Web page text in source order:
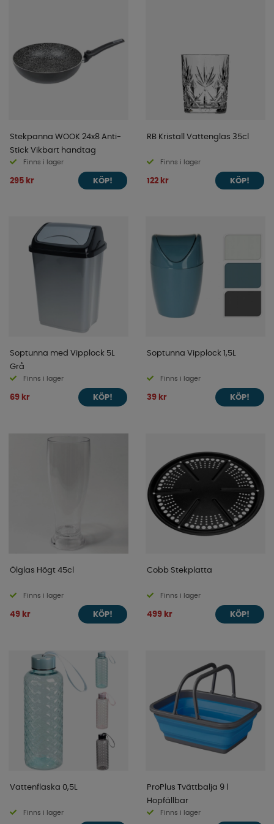
Stekpanna WOOK 24x8 Anti-
Stick Vikbart handtag
Finns i lager
295 kr KÖP!
RB Kristall Vattenglas 35cl
Finns i lager
122 kr KÖP!
Soptunna med Vipplock 5L
Grå
Finns i lager
69 kr KÖP!
Soptunna Vipplock 1,5L
Finns i lager
39 kr KÖP!
Ölglas Högt 45cl
Finns i lager
49 kr KÖP!
Cobb Stekplatta
Finns i lager
499 kr KÖP!
Vattenflaska 0,5L
Finns i lager
ProPlus Tvättbalja 9 l
Hopfällbar
Finns i lager